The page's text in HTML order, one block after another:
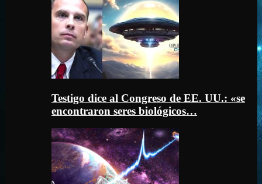
Testigo dice al Congreso de EE. UU.: «se
encontraron seres biológicos…